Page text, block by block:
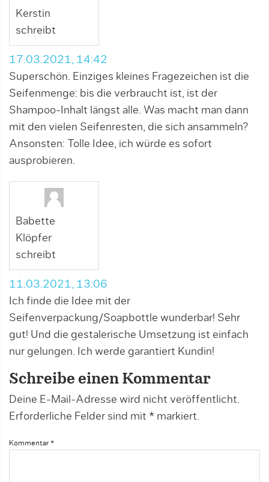
Kerstin
schreibt
17.03.2021, 14:42
Superschön. Einziges kleines Fragezeichen ist die
Seifenmenge: bis die verbraucht ist, ist der
Shampoo-Inhalt längst alle. Was macht man dann
mit den vielen Seifenresten, die sich ansammeln?
Ansonsten: Tolle Idee, ich würde es sofort
ausprobieren.
Babette
Klöpfer
schreibt
11.03.2021, 13:06
Ich finde die Idee mit der
Seifenverpackung/Soapbottle wunderbar! Sehr
gut! Und die gestalerische Umsetzung ist einfach
nur gelungen. Ich werde garantiert Kundin!
Schreibe einen Kommentar
Deine E-Mail-Adresse wird nicht veröffentlicht.
Erforderliche Felder sind mit * markiert.
Kommentar *